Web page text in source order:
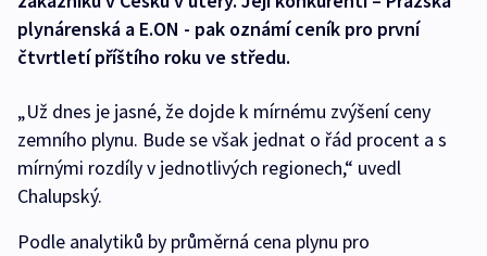
plynárenská a E.ON - pak oznámí ceník pro první
čtvrtletí příštího roku ve středu.
„Už dnes je jasné, že dojde k mírnému zvýšení ceny
zemního plynu. Bude se však jednat o řád procent a s
mírnými rozdíly v jednotlivých regionech,“ uvedl
Chalupský.
Podle analytiků by průměrná cena plynu pro